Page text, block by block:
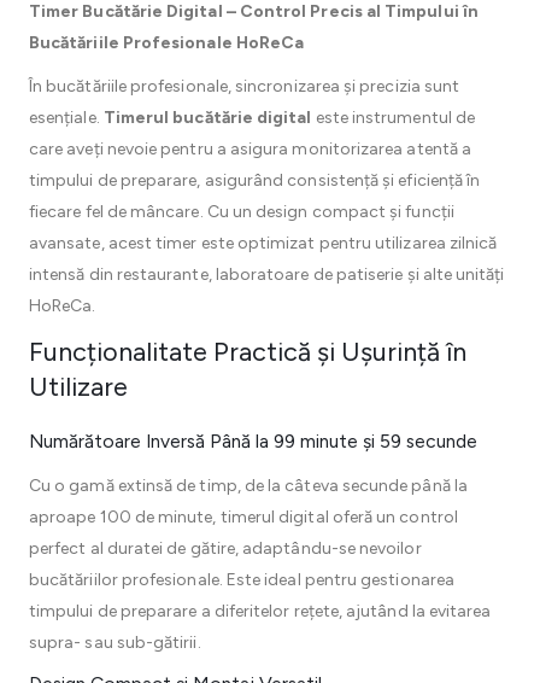
Timer Bucătărie Digital – Control Precis al Timpului în
Bucătăriile Profesionale HoReCa
În bucătăriile profesionale, sincronizarea și precizia sunt
esențiale. Timerul bucătărie digital este instrumentul de
care aveți nevoie pentru a asigura monitorizarea atentă a
timpului de preparare, asigurând consistență și eficiență în
fiecare fel de mâncare. Cu un design compact și funcții
avansate, acest timer este optimizat pentru utilizarea zilnică
intensă din restaurante, laboratoare de patiserie și alte unități
HoReCa.
Funcționalitate Practică și Ușurință în
Utilizare
Numărătoare Inversă Până la 99 minute și 59 secunde
Cu o gamă extinsă de timp, de la câteva secunde până la
aproape 100 de minute, timerul digital oferă un control
perfect al duratei de gătire, adaptându-se nevoilor
bucătăriilor profesionale. Este ideal pentru gestionarea
timpului de preparare a diferitelor rețete, ajutând la evitarea
supra- sau sub-gătirii.